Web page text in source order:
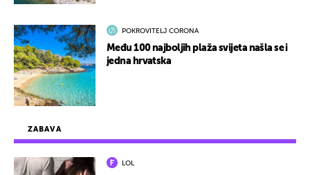
ZABAVA
LOL
POKROVITELJ CORONA
Među 100 najboljih plaža svijeta našla se i
jedna hrvatska